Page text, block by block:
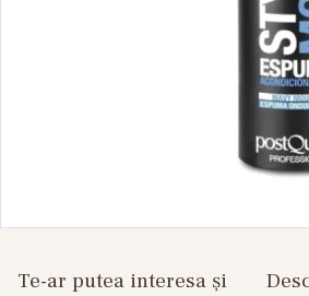
Te-ar putea interesa și